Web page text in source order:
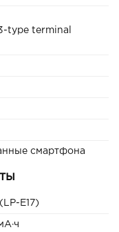
type terminal
смартфона
E17)